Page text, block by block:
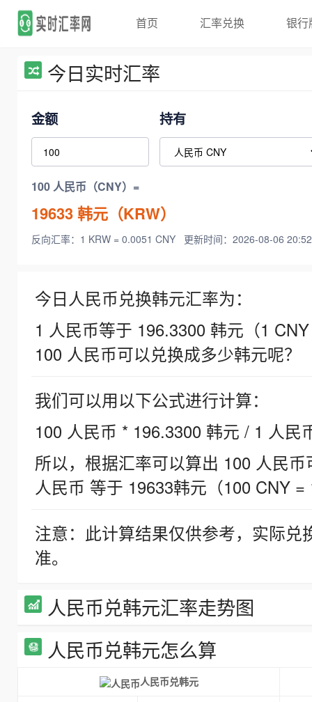
首页 汇率兑换 银行
今日实时汇率
金额 持有
100 人民币（CNY）=
19633韩元（KRW）
反向汇率：1 KRW = 0.0051 CNY 更新时间：2026-08-06
今日人民币兑换韩元汇率为：
1 人民币等于 196.3300 韩元（1
100 人民币可以兑换成多少韩元呢？
我们可以用以下公式进行计算：
100 人民币 * 196.3300 韩元 / 1 人民
所以，根据汇率可以算出 100 人民
人民币 等于 19633韩元（100 CNY =
注意：此计算结果仅供参考，实际
准。
人民币兑韩元汇率走势图
人民币兑韩元怎么算
人民币兑韩元